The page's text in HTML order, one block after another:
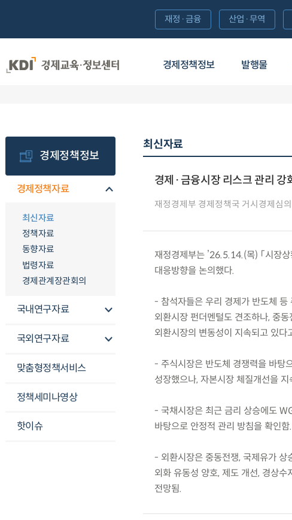
경제정책정보 발행물
재정·금융 산업·무역
경제정책정보
경제정책자료
최신자료
정책자료
동향자료
법령자료
경제관계장관회의
국내연구자료
국외연구자료
맞춤형정책서비스
정책세미나영상
핫이슈
최신자료
경제·금융시장 리스크 관리
재정경제부 경제정책국 거시경제심
재정경제부는 ’26.5.14.(목) 「시장
대응방향을 논의했다.
- 참석자들은 우리 경제가 반도체 등
외환시장 펀더멘털도 견조하나, 중
외환시장의 변동성이 지속되고 있다
- 주식시장은 반도체 경쟁력을 바탕
성장했으나, 자본시장 체질개선을
- 국채시장은 최근 금리 상승에도
바탕으로 안정적 관리 방침을 확인함.
- 외환시장은 중동전쟁, 국제유가 상
외화 유동성 양호, 제도 개선, 경상
전망됨.